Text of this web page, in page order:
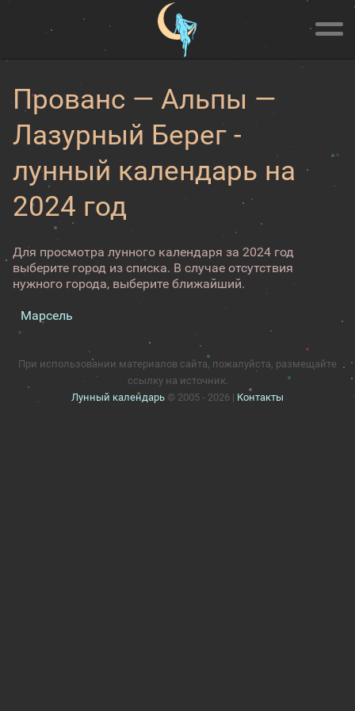
Прованс — Альпы —
Лазурный Берег -
лунный календарь на
2024 год
Для просмотра лунного календаря за 2024 год
выберите город из списка. В случае отсутствия
нужного города, выберите ближайший.
Марсель
При использовании материалов сайта, пожалуйста, размещайте
ссылку на источник.
Лунный календарь © 2005 - 2026 | Контакты